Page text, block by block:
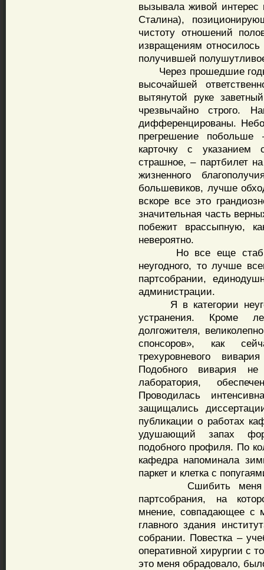
вызывала живой интерес
Сталина),
чистоту отношений
извращениям
получившей
Через прошедшие годы
высочайшей
вытянутой руке
чрезвычайно строго.
дифференцированы.
прегрешение
карточку с указанием
страшное, – партбилет
жизненного
большевиков, лучше
вскоре все это
значительная часть
побежит врассыпную,
невероятно.
Но все еще
неугодного, то лучше
партсобрании,
администрации.
Я в категории
устранения. Кроме
долгожителя,
спонсоров», как
трехуровневого
Подобного вивария
лаборатория,
Проводилась
защищались
публикации о работах
удушающий запах
подобного профиля. По
кафедра напоминала
паркет и клетка с
Сшибить меня
партсобрания, на
мнение, совпадающее с
главного здания
собрании. Повестка –
оперативной хирургии с
это меня обрадовало,